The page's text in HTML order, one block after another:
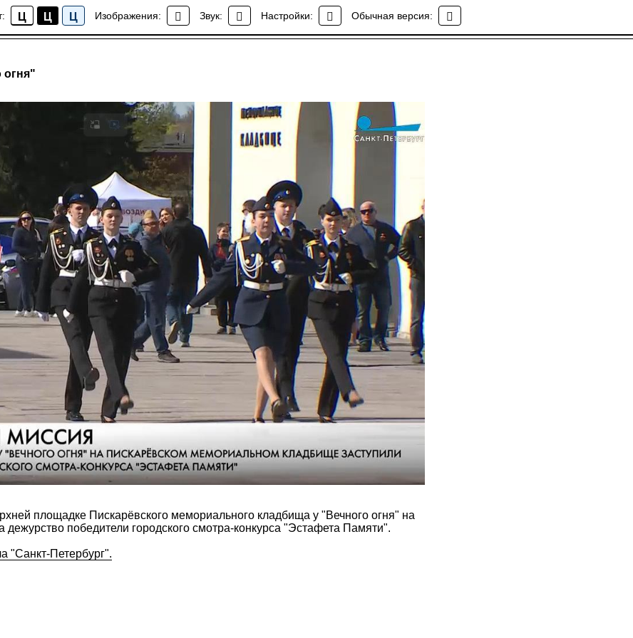
Ц Ц Ц Изображения: Звук: Настройки: Обычная версия:
Новости
огня"
площадке Пискарёвского мемориального кладбища у "Вечного огня" на
дежурство победители городского смотра-конкурса "Эстафета Памяти".
"Санкт-Петербург".